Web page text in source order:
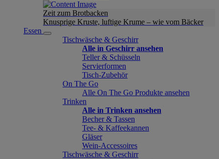
Zeit zum Brotbacken
Knusprige Kruste, luftige Krume – wie vom Bäcker
Essen
Tischwäsche & Geschirr
Alle in Geschirr ansehen
Teller & Schüsseln
Servierformen
Tisch-Zubehör
On The Go
Alle On The Go Produkte ansehen
Trinken
Alle in Trinken ansehen
Becher & Tassen
Tee- & Kaffeekannen
Gläser
Wein-Accessoires
Tischwäsche & Geschirr